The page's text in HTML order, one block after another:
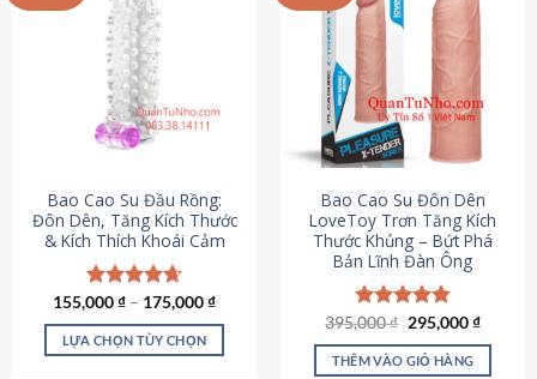
biến
thể.
Các
tùy
chọn
có
chọn
trên
trang
sản
phẩm
Bao Cao Su Đầu Rồng:
Đôn Dên, Tăng Kích Thước
& Kích Thích Khoái Cảm
Được xếp
hạng4.69
5 sao
155,000₫ – 175,000₫
LỰA CHỌN TÙY CHỌN
Bao Cao Su Đôn Dên
LoveToy Trơn Tăng Kích
Thước Khủng – Bứt Phá
Bản Lĩnh Đàn Ông
Được xếp
hạng4.82
5 sao
395,000₫ Giá
là:
395,000 ₫.
295,000₫Giá
tại
THÊM VÀO GIỎ HÀNG